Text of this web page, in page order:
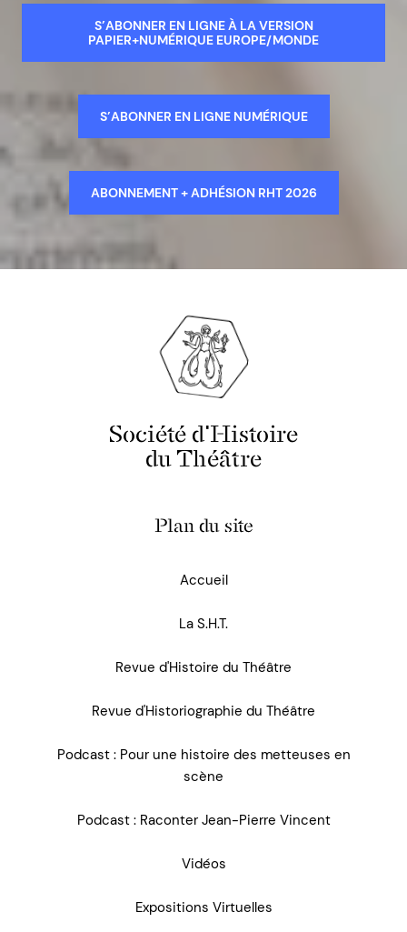
S’ABONNER EN LIGNE À LA VERSION
PAPIER+NUMÉRIQUE EUROPE/MONDE
S’ABONNER EN LIGNE NUMÉRIQUE
ABONNEMENT + ADHÉSION RHT 2026
Société d'Histoire
du Théâtre
Plan du site
Accueil
La S.H.T.
Revue d'Histoire du Théâtre
Revue d'Historiographie du Théâtre
Podcast : Pour une histoire des metteuses en
scène
Podcast : Raconter Jean-Pierre Vincent
Vidéos
Expositions Virtuelles